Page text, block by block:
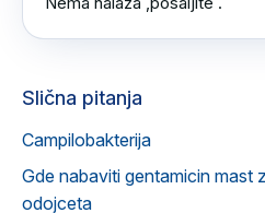
Slična pitanja
Campilobakterija
Gde nabaviti gentamicin mast
odojceta